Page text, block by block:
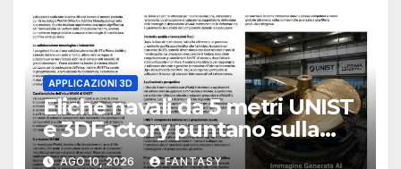
APPLICAZIONI 3D
Eliche navali da 5 metri UNIST
e 3DFactory puntano sulla
stampa 3D WAAM
AGO 10, 2026 FANTASY